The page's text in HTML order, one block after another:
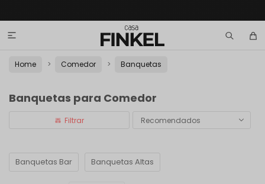

Home Comedor Banquetas
Banquetas para Comedor
Recomendados
Banquetas Bar Banquetas Altas